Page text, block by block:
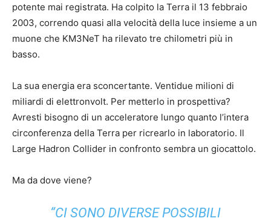
potente mai registrata. Ha colpito la Terra il 13 febbraio
2003, correndo quasi alla velocità della luce insieme a un
muone che KM3NeT ha rilevato tre chilometri più in
basso.
La sua energia era sconcertante. Ventidue milioni di
miliardi di elettronvolt. Per metterlo in prospettiva?
Avresti bisogno di un acceleratore lungo quanto l’intera
circonferenza della Terra per ricrearlo in laboratorio. Il
Large Hadron Collider in confronto sembra un giocattolo.
Ma da dove viene?
“CI SONO DIVERSE POSSIBILI